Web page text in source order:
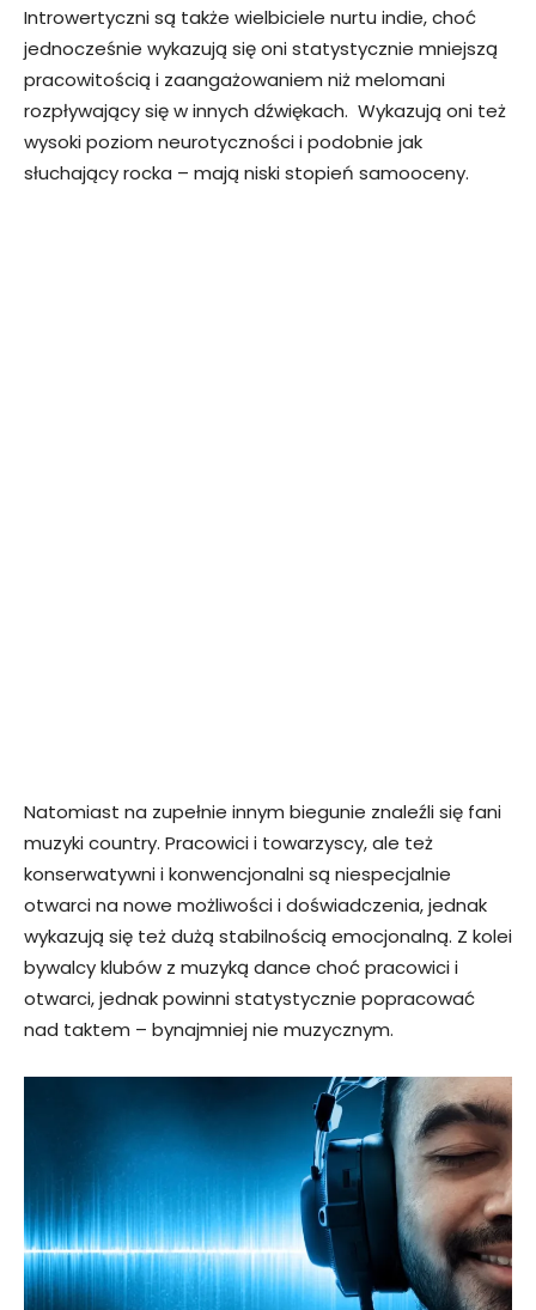
Introwertyczni są także wielbiciele nurtu indie, choć
jednocześnie wykazują się oni statystycznie mniejszą
pracowitością i zaangażowaniem niż melomani
rozpływający się w innych dźwiękach. Wykazują oni też
wysoki poziom neurotyczności i podobnie jak
słuchający rocka – mają niski stopień samooceny.
Natomiast na zupełnie innym biegunie znaleźli się fani
muzyki country. Pracowici i towarzyscy, ale też
konserwatywni i konwencjonalni są niespecjalnie
otwarci na nowe możliwości i doświadczenia, jednak
wykazują się też dużą stabilnością emocjonalną. Z kolei
bywalcy klubów z muzyką dance choć pracowici i
otwarci, jednak powinni statystycznie popracować
nad taktem – bynajmniej nie muzycznym.